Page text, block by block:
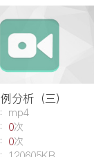
实验/实训/实习
模拟实训
音频
拓展阅读
养方案
法规
）
参考文献
分析（三）
mp4
0次
0次